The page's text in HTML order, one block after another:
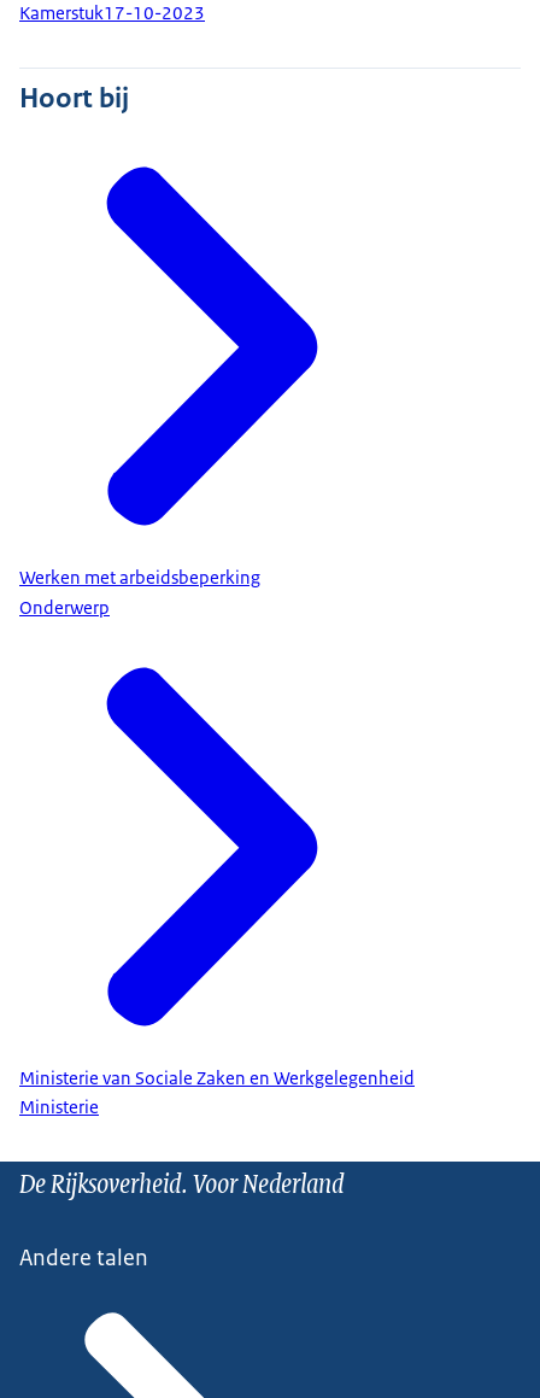
Kamerstuk17-10-2023
Hoort bij
Werken met arbeidsbeperking
Onderwerp
Ministerie van Sociale Zaken en Werkgelegenheid
Ministerie
De Rijksoverheid. Voor Nederland
Andere talen